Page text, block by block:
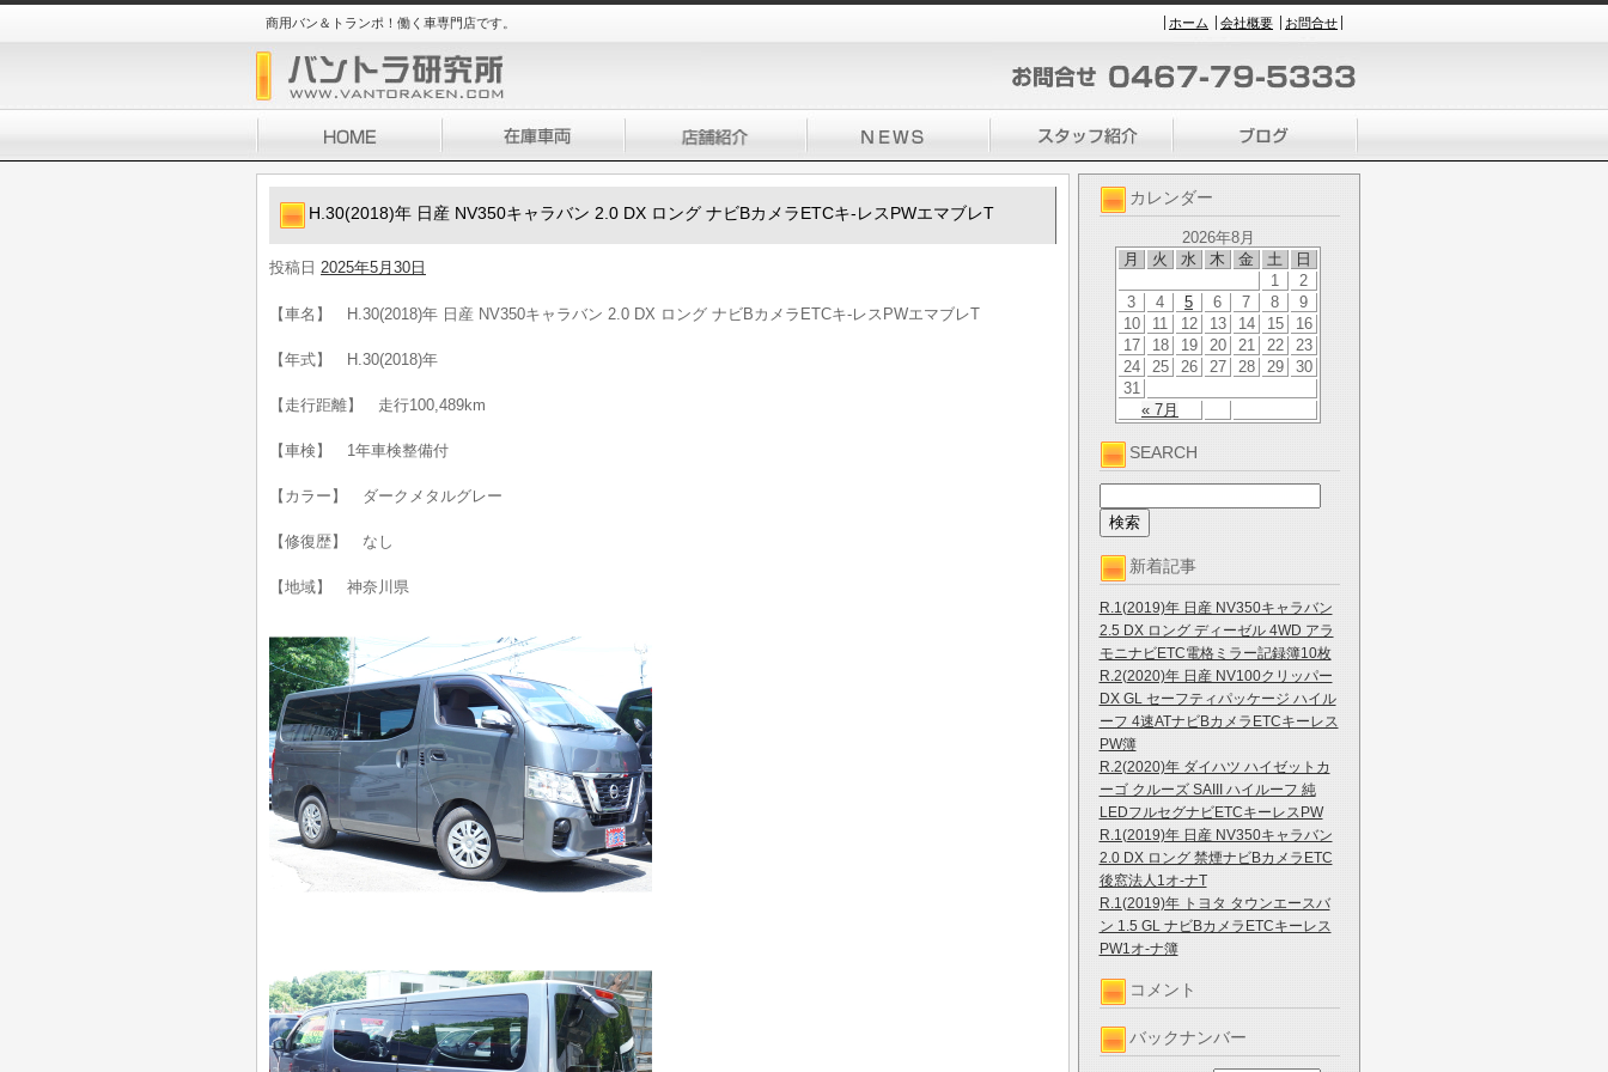
商用バン＆トランポ！働く車専門店です。 ホーム 会社概要 お問合せ
カレンダー
2026年8月
月
火 水 木 金 土 日
« 7月
1
2
3
4 5 6 7 8
9
10
11 12 13 14 15
16
17
18 19 20 21 22
23
24
25 26 27 28 29
30
31
SEARCH
新着記事
R.1(2019)年 日産 NV350キャラバン
2.5 DX ロング ディーゼル 4WD アラ
モニナビETC電格ミラー記録簿10枚
R.2(2020)年 日産 NV100クリッパー
DX GL セーフティパッケージ ハイル
ーフ 4速ATナビBカメラETCキーレス
PW簿
R.2(2020)年 ダイハツ ハイゼットカ
ーゴ クルーズ SAIII ハイルーフ 純
LEDフルセグナビETCキーレスPW
R.1(2019)年 日産 NV350キャラバン
2.0 DX ロング 禁煙ナビBカメラETC
後窓法人1オ-ナT
R.1(2019)年 トヨタ タウンエースバ
ン 1.5 GL ナビBカメラETCキーレス
PW1オ-ナ簿
コメント
バックナンバー
H.30(2018)年 日産 NV350キャラバン 2.0 DX ロング ナビBカメラETCキ-レスPWエマブレT
投稿日 2025年5月30日
【車名】 H.30(2018)年 日産 NV350キャラバン 2.0 DX ロング ナビBカメラETCキ-レスPWエマブレT
【年式】 H.30(2018)年
【走行距離】 走行100,489km
【車検】 1年車検整備付
【カラー】 ダークメタルグレー
【修復歴】 なし
【地域】 神奈川県